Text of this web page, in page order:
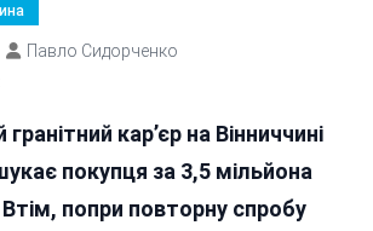
Павло Сидорченко
На
Вдруге
кар’єр на Вінниччині
покупця за 3,5 мільйона
попри повторну спробу